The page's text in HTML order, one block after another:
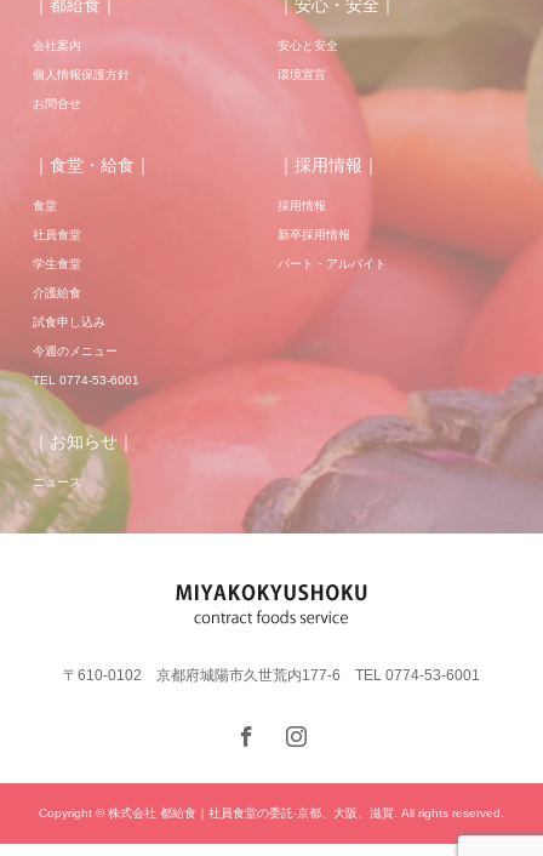
｜都給食｜
会社案内
個人情報保護方針
お問合せ
｜安心・安全｜
安心と安全
環境宣言
｜食堂・給食｜
食堂
社員食堂
学生食堂
介護給食
試食申し込み
今週のメニュー
TEL 0774-53-6001
｜採用情報｜
採用情報
新卒採用情報
パート・アルバイト
｜お知らせ｜
ニュース
〒610-0102 京都府城陽市久世荒内177-6 TEL 0774-53-6001
Copyright © 株式会社 都給食｜社員食堂の委託-京都、大阪、滋賀. All rights reserved.